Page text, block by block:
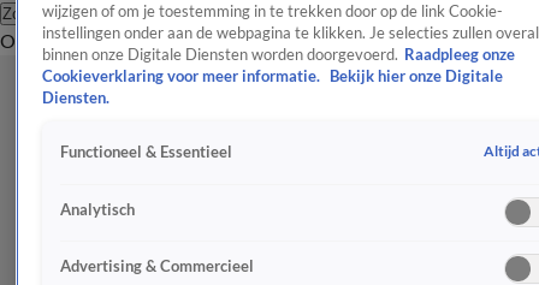
Zoeken
OverzichtEntertainmentSpraakmakendRealityCrimeVideo's
wijzigen of om je toestemming in te trekken door op de link Cookie-
instellingen onder aan de webpagina te klikken. Je selecties zullen overal
binnen onze Digitale Diensten worden doorgevoerd. Raadpleeg onze
Cookieverklaring voor meer informatie.
Bekijk hier onze Digitale
Diensten.
Functioneel & Essentieel Altijd
Analytisch
Advertising & Commercieel